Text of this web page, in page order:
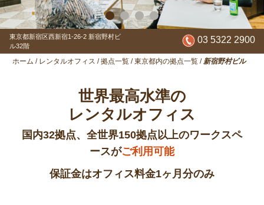
東京都新宿区西新宿1-26-2 新宿野村ビ
ル32階
03 5322 2900
ホーム / レンタルオフィス / 拠点一覧 / 東京都内の拠点一覧 / 新宿野村ビル
世界最高水準の
レンタルオフィス
国内32拠点、全世界150拠点以上のワークスペ
ースがご利用可能
保証金はオフィス料金1ヶ月分のみ